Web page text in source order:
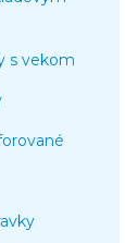
s vekom